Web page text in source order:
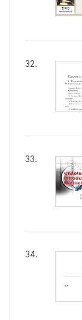
32.
33.
34.